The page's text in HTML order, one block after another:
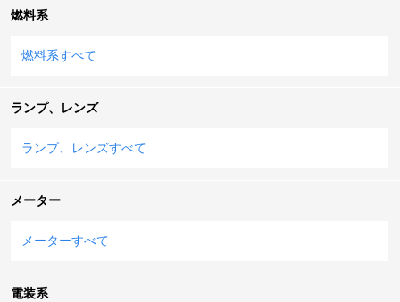
燃料系
燃料系すべて
ランプ、レンズ
ランプ、レンズすべて
メーター
メーターすべて
電装系